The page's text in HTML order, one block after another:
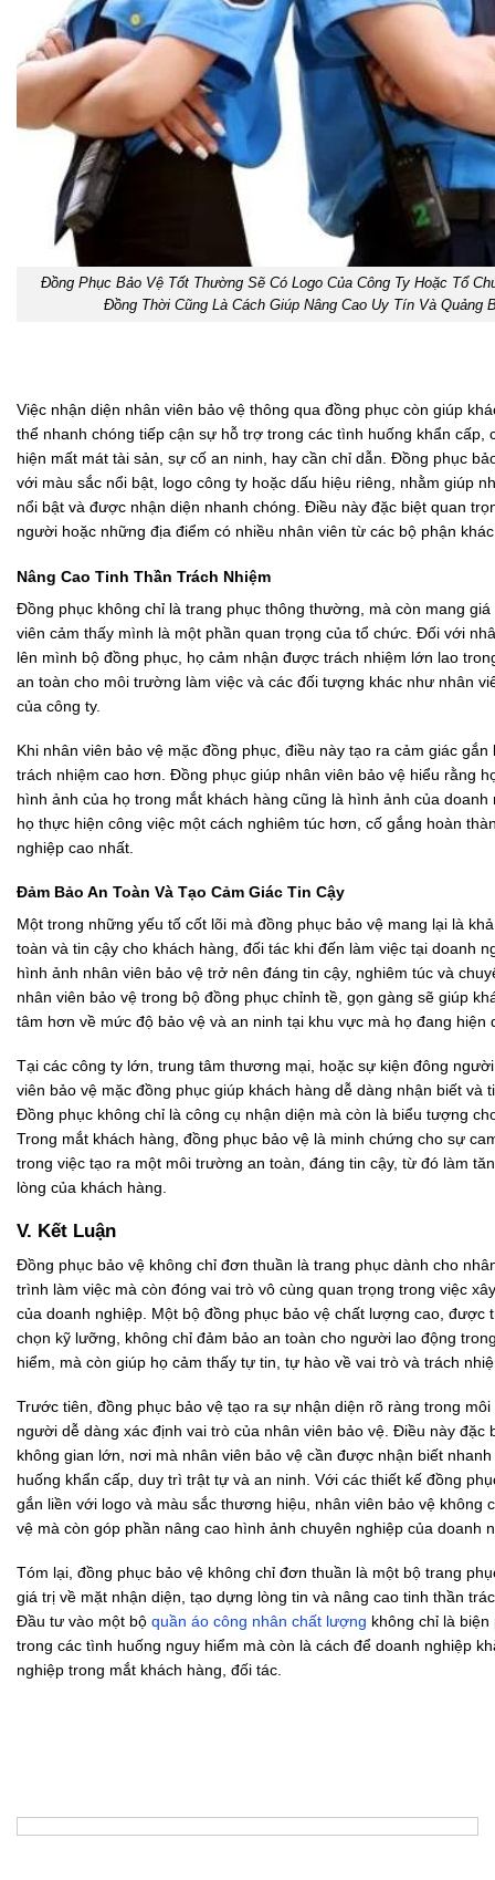
Đồng Phục Bảo Vệ Tốt Thường Sẽ Có Logo Của Công Ty Hoặc Tổ
Đồng Thời Cũng Là Cách Giúp Nâng Cao Uy Tín Và Quảng
Việc nhận diện nhân viên bảo vệ thông qua đồng phục còn giúp
thể nhanh chóng tiếp cận sự hỗ trợ trong các tình huống khẩn cấp,
hiện mất mát tài sản, sự cố an ninh, hay cần chỉ dẫn. Đồng phục
với màu sắc nổi bật, logo công ty hoặc dấu hiệu riêng, nhằm giúp
nổi bật và được nhận diện nhanh chóng. Điều này đặc biệt quan
người hoặc những địa điểm có nhiều nhân viên từ các bộ phận
Nâng Cao Tinh Thần Trách Nhiệm
Đồng phục không chỉ là trang phục thông thường, mà còn mang
viên cảm thấy mình là một phần quan trọng của tổ chức. Đối với
lên mình bộ đồng phục, họ cảm nhận được trách nhiệm lớn lao
an toàn cho môi trường làm việc và các đối tượng khác như nhân
của công ty.
Khi nhân viên bảo vệ mặc đồng phục, điều này tạo ra cảm giác
trách nhiệm cao hơn. Đồng phục giúp nhân viên bảo vệ hiểu rằng
hình ảnh của họ trong mắt khách hàng cũng là hình ảnh của
họ thực hiện công việc một cách nghiêm túc hơn, cố gắng hoàn
nghiệp cao nhất.
Đảm Bảo An Toàn Và Tạo Cảm Giác Tin Cậy
Một trong những yếu tố cốt lõi mà đồng phục bảo vệ mang lại là
toàn và tin cậy cho khách hàng, đối tác khi đến làm việc tại doanh
hình ảnh nhân viên bảo vệ trở nên đáng tin cậy, nghiêm túc và
nhân viên bảo vệ trong bộ đồng phục chỉnh tề, gọn gàng sẽ giúp
tâm hơn về mức độ bảo vệ và an ninh tại khu vực mà họ đang hiện
Tại các công ty lớn, trung tâm thương mại, hoặc sự kiện đông
viên bảo vệ mặc đồng phục giúp khách hàng dễ dàng nhận biết và
Đồng phục không chỉ là công cụ nhận diện mà còn là biểu tượng
Trong mắt khách hàng, đồng phục bảo vệ là minh chứng cho sự
trong việc tạo ra một môi trường an toàn, đáng tin cậy, từ đó làm
lòng của khách hàng.
V. Kết Luận
Đồng phục bảo vệ không chỉ đơn thuần là trang phục dành cho
trình làm việc mà còn đóng vai trò vô cùng quan trọng trong việc
của doanh nghiệp. Một bộ đồng phục bảo vệ chất lượng cao, được
chọn kỹ lưỡng, không chỉ đảm bảo an toàn cho người lao động
hiểm, mà còn giúp họ cảm thấy tự tin, tự hào về vai trò và trách
Trước tiên, đồng phục bảo vệ tạo ra sự nhận diện rõ ràng trong
người dễ dàng xác định vai trò của nhân viên bảo vệ. Điều này đặc
không gian lớn, nơi mà nhân viên bảo vệ cần được nhận biết
huống khẩn cấp, duy trì trật tự và an ninh. Với các thiết kế đồng
gắn liền với logo và màu sắc thương hiệu, nhân viên bảo vệ không
vệ mà còn góp phần nâng cao hình ảnh chuyên nghiệp của doanh
Tóm lại, đồng phục bảo vệ không chỉ đơn thuần là một bộ trang
giá trị về mặt nhận diện, tạo dựng lòng tin và nâng cao tinh thần
Đầu tư vào một bộ quần áo công nhân chất lượng không chỉ là
trong các tình huống nguy hiểm mà còn là cách để doanh nghiệp
nghiệp trong mắt khách hàng, đối tác.